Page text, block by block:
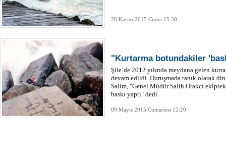
20 Kasım 2015 Cuma 15:30
"Kurtarma botundakiler
Şile’de 2012 yılında meydana gelen
devam edildi. Duruşmada tanık olarak
Salim, "Genel Müdür Salih Orakcı
baskı yaptı" dedi.
09 Mayıs 2015 Cumartesi 12:20